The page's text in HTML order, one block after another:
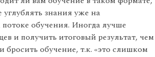
знания уже на
обучения. Иногда лучше
и получить итоговый результат, чем
бросить обучение, т.к. «это слишком